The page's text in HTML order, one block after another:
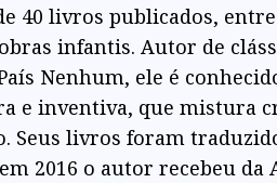
40 livros publicados,
infantis. Autor de
Nenhum, ele é
e inventiva, que mistura
Seus livros foram
2016 o autor recebeu da